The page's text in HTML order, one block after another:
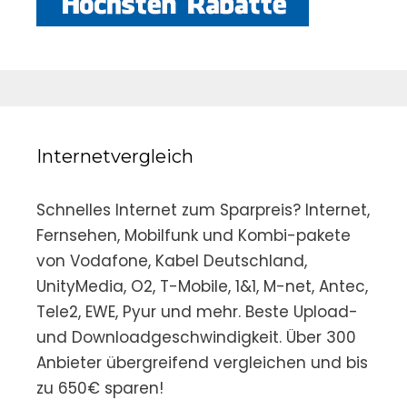
Internetvergleich
Schnelles Internet zum Sparpreis? Internet,
Fernsehen, Mobilfunk und Kombi-pakete
von Vodafone, Kabel Deutschland,
UnityMedia, O2, T-Mobile, 1&1, M-net, Antec,
Tele2, EWE, Pyur und mehr. Beste Upload-
und Downloadgeschwindigkeit. Über 300
Anbieter übergreifend vergleichen und bis
zu 650€ sparen!